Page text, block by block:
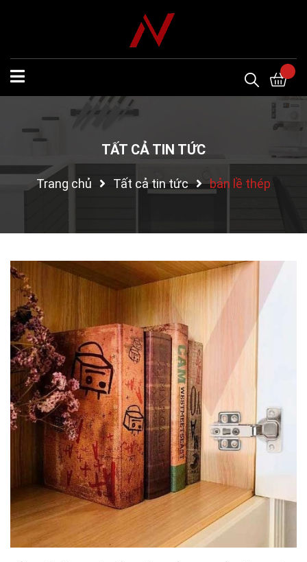
TẤT CẢ TIN TỨC
Trang chủ Tất cả tin tức bản lề thép